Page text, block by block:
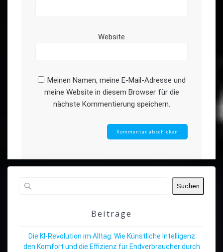
Website
Meinen Namen, meine E-Mail-Adresse und
meine Website in diesem Browser für die
nächste Kommentierung speichern.
Suchen
Beiträge
Die KI-Revolution im Alltag: Wie Künstliche Intelligenz
den Komfort und die Effizienz für Endverbraucher durch